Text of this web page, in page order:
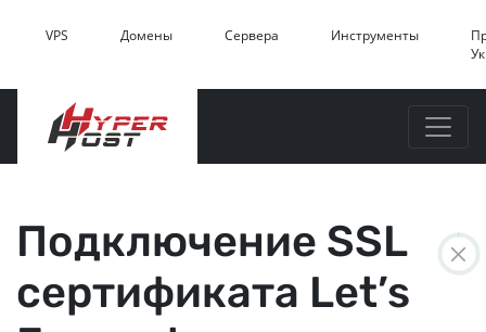
VPS Домены Сервера Инструменты
Подключение SSL
сертификата Let’s